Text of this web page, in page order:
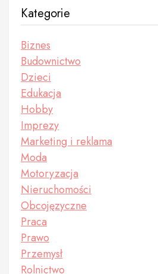
Kategorie
Biznes
Budownictwo
Dzieci
Edukacja
Hobby
Imprezy
Marketing i reklama
Moda
Motoryzacja
Nieruchomości
Obcojęzyczne
Praca
Prawo
Przemysł
Rolnictwo